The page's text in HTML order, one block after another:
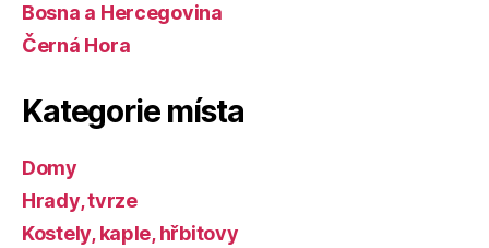
Bosna a Hercegovina
Černá Hora
Kategorie místa
Domy
Hrady, tvrze
Kostely, kaple, hřbitovy